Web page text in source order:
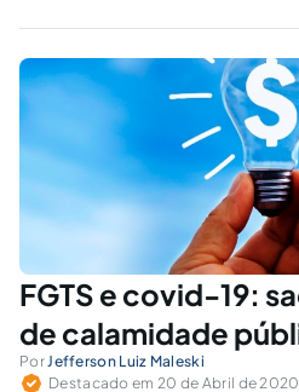
FGTS e covid-19:
de calamidade
Por Jefferson Luiz Maleski
Destacado em 20 de Abril de 2020